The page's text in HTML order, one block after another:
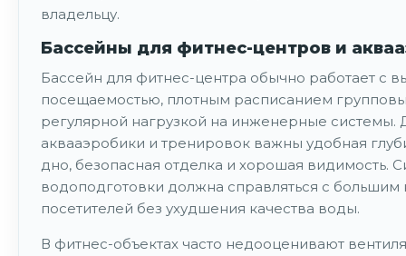
владельцу.
Бассейны для фитнес-центров и
Бассейн для фитнес-центра обычно работает с
посещаемостью, плотным расписанием
регулярной нагрузкой на инженерные системы.
аквааэробики и тренировок важны удобная
дно, безопасная отделка и хорошая видимость.
водоподготовки должна справляться с большим
посетителей без ухудшения качества воды.
В фитнес-объектах часто недооценивают